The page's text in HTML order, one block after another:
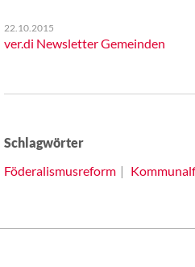
22.10.2015
ver.di Newsletter Gemeinden
Schlagwörter
Föderalismusreform